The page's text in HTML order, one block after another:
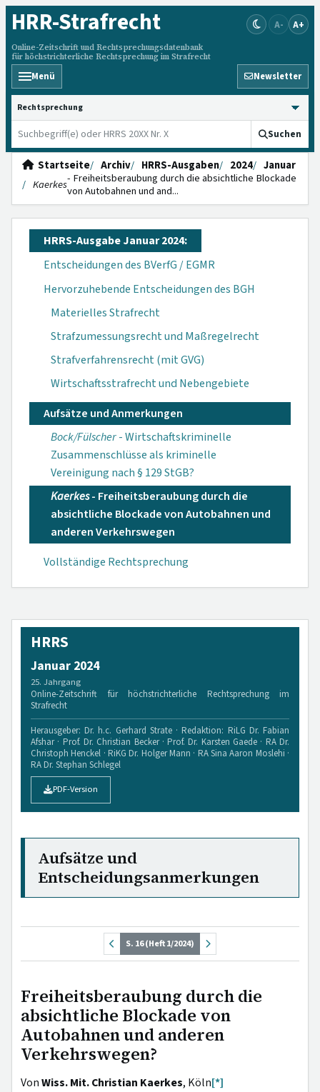
HRR-Strafrecht
Online-Zeitschrift und Rechtsprechungsdatenbank
für höchstrichterliche Rechtsprechung im Strafrecht
A- A+
Menü Newsletter
HRRS durchsuchen
Suchen
Startseite Archiv HRRS-Ausgaben 2024
Januar
Kaerkes- Freiheitsberaubung durch die absichtliche Blockade
von Autobahnen und and...
HRRS-Ausgabe Januar 2024:
Entscheidungen des BVerfG / EGMR
Hervorzuhebende Entscheidungen des BGH
Materielles Strafrecht
Strafzumessungsrecht und Maßregelrecht
Strafverfahrensrecht (mit GVG)
Wirtschaftsstrafrecht und Nebengebiete
Aufsätze und Anmerkungen
Bock/Fülscher- Wirtschaftskriminelle
Zusammenschlüsse als kriminelle
Vereinigung nach § 129 StGB?
Kaerkes- Freiheitsberaubung durch die
absichtliche Blockade von Autobahnen und
anderen Verkehrswegen
Vollständige Rechtsprechung
HRRS
Januar 2024
25. Jahrgang
Online-Zeitschrift für höchstrichterliche Rechtsprechung im
Strafrecht
Herausgeber: Dr. h.c. Gerhard Strate · Redaktion: RiLG Dr. Fabian
Afshar · Prof. Dr. Christian Becker · Prof. Dr. Karsten Gaede · RA Dr.
Christoph Henckel · RiKG Dr. Holger Mann · RA Sina Aaron Moslehi ·
RA Dr. Stephan Schlegel
PDF-Version
Aufsätze und
Entscheidungsanmerkungen
S. 16 (Heft 1/2024)
Freiheitsberaubung durch die
absichtliche Blockade von
Autobahnen und anderen
Verkehrswegen?
VonWiss. Mit. Christian Kaerkes, Köln[*]